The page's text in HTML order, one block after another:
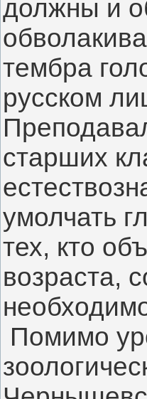
должны и
тембра
русском
старших
умолчать
тех, кто
возраста,
Помимо